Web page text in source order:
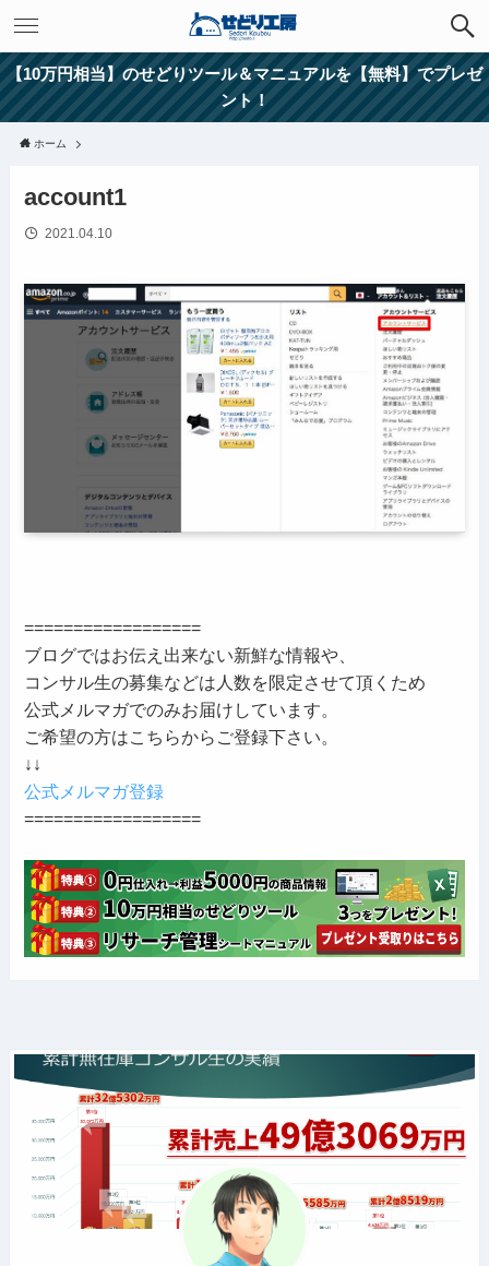
【10万円相当】のせどりツール＆マニュアルを【無料】でプレゼ
ント！
ホーム
account1
2021.04.10
==================
ブログではお伝え出来ない新鮮な情報や、
コンサル生の募集などは人数を限定させて頂くため
公式メルマガでのみお届けしています。
ご希望の方はこちらからご登録下さい。
↓↓
公式メルマガ登録
==================